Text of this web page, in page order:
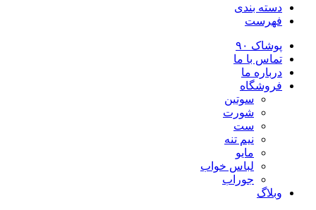
دسته بندی
فهرست
پوشاک ۹۰
تماس با ما
درباره ما
فروشگاه
سوتین
شورت
ست
نیم تنه
مایو
لباس خواب
جوراب
وبلاگ